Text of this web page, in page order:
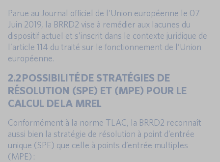
Parue au Journal officiel de l’Union européenne le 07
Juin 2019, la BRRD2 vise à remédier aux lacunes du
dispositif actuel et s’inscrit dans le contexte juridique de
l’article 114 du traité sur le fonctionnement de l’Union
européenne.
2.2 POSSIBILITÉ DE STRATÉGIES DE
RÉSOLUTION (SPE) ET (MPE) POUR LE
CALCUL DE LA MREL
Conformément à la norme TLAC, la BRRD2 reconnaît
aussi bien la stratégie de résolution à point d’entrée
unique (SPE) que celle à points d’entrée multiples
(MPE) :